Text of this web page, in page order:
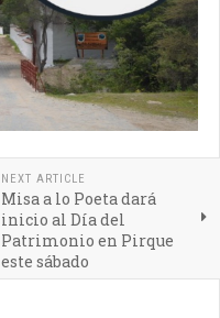
NEXT ARTICLE
Misa a lo Poeta dará
inicio al Día del
Patrimonio en Pirque
este sábado